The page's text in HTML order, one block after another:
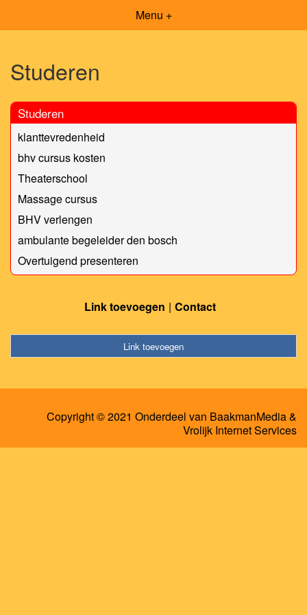
Menu +
Studeren
Studeren
klanttevredenheid
bhv cursus kosten
Theaterschool
Massage cursus
BHV verlengen
ambulante begeleider den bosch
Overtuigend presenteren
Link toevoegen Contact
Link toevoegen
Copyright © 2021 Onderdeel van BaakmanMedia&
Vrolijk Internet Services